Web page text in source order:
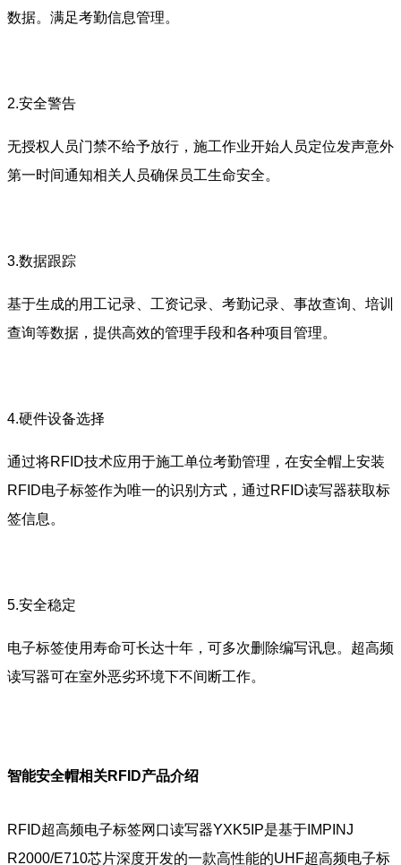
数据。满足考勤信息管理。
2.安全警告
无授权人员门禁不给予放行，施工作业开始人员定位发声意外
第一时间通知相关人员确保员工生命安全。
3.数据跟踪
基于生成的用工记录、工资记录、考勤记录、事故查询、培训
查询等数据，提供高效的管理手段和各种项目管理。
4.硬件设备选择
通过将RFID技术应用于施工单位考勤管理，在安全帽上安装
RFID电子标签作为唯一的识别方式，通过RFID读写器获取标
签信息。
5.安全稳定
电子标签使用寿命可长达十年，可多次删除编写讯息。超高频
读写器可在室外恶劣环境下不间断工作。
智能安全帽相关RFID产品介绍
RFID超高频电子标签网口读写器YXK5IP是基于IMPINJ
R2000/E710芯片深度开发的一款高性能的UHF超高频电子标